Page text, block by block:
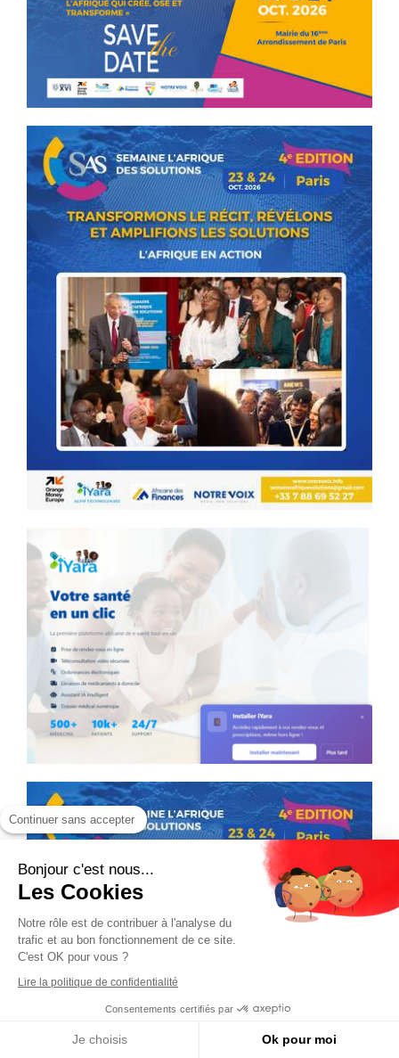
Continuer sans accepter
Bonjour c'est nous...
Les Cookies
Notre rôle est de contribuer à l'analyse du
trafic et au bon fonctionnement de ce site.
C'est OK pour vous ?
Lire la politique de confidentialité
Consentements certifiés par
Je choisis Ok pour moi